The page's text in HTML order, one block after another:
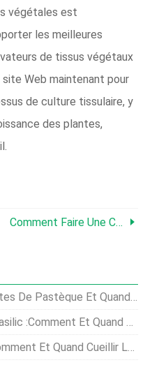
végétales est
les meilleures
de tissus végétaux
Web maintenant pour
de culture tissulaire, y
des plantes,
Comment Faire Une Culture De Tissus Alocasia (oreille D'éléphant)
Et Quand Arroser Les Pastèques
Et Quand Nourrir Le Basilic
Quand Cueillir Les Asperges